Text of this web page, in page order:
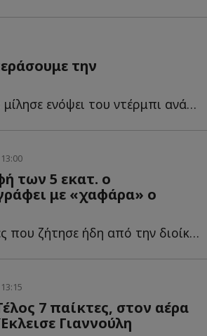
την
Ο Αλεσάντρο Μπιάνκο μίλησε ενόψει του ντέρμπι ανάμεσα σ...
των 5 εκατ. ο
με «χαφάρα» ο
Οι πρώτοι δύο παίκτες που ζήτησε ήδη από την διοίκηση ο...
7 παίκτες, στον αέρα
Γιαννούλη